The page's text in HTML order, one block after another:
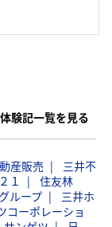
験記一覧を見る
産販売
三井不
１
住友林
ループ
三井ホ
コーポレーショ